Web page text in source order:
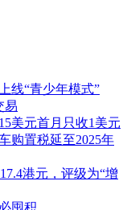
线“青少年模式”
易
美元首月只收1美元
购置税延至2025年
港元，评级为“增